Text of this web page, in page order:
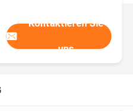
Kontaktieren Sie
uns